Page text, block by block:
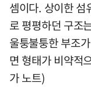
셈이다. 상이한 섬
로 평평하던 구조
울퉁불퉁한 부조
면 형태가 비약적
가 노트)